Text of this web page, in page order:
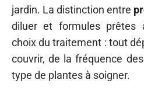
jardin. La distinction entre
diluer et formules prêtes
choix du traitement : tout
couvrir, de la fréquence
type de plantes à soigner.